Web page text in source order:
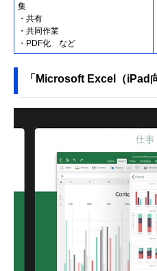
集
・共有
・共同作業
・PDF化 など
「Microsoft Excel（iPad